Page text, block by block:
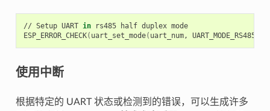
// Setup UART in rs485 half duplex mode
ESP_ERROR_CHECK( uart_set_mode( uart_num,
使用中断
根据特定的 UART 状态或检测到的错误，可以生成许多